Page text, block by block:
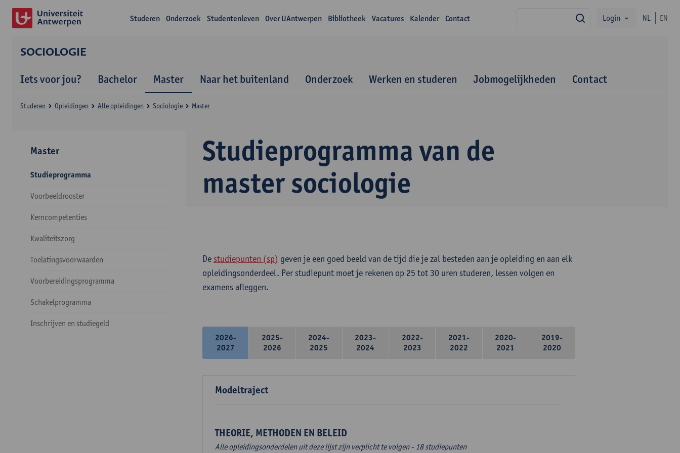
Studeren Onderzoek Studentenleven Over UAntwerpen Bibliotheek Vacatures Kalender Contact zoekLogin NL EN
SOCIOLOGIE
Iets voor jou? Bachelor Master Naar het buitenland Onderzoek Werken en studeren Jobmogelijkheden Contact
Studieprogramma van de
master sociologie
Studeren Opleidingen Alle opleidingen Sociologie Master
Master
Studieprogramma
Voorbeeldrooster
Kerncompetenties
Kwaliteitszorg
Toelatingsvoorwaarden
Voorbereidingsprogramma
Schakelprogramma
Inschrijven en studiegeld
De studiepunten (sp) geven je een goed beeld van de tijd die je zal besteden aan je opleiding en aan elk
opleidingsonderdeel. Per studiepunt moet je rekenen op 25 tot 30 uren studeren, lessen volgen en
examens afleggen.
2026-
2027
2025-
2026
2024-
2025
2023-
2024
2022-
2023
2021-
2022
2020-
2021
2019-
2020
Modeltraject
THEORIE, METHODEN EN BELEID
Alle opleidingsonderdelen uit deze lijst zijn verplicht te volgen - 18 studiepunten